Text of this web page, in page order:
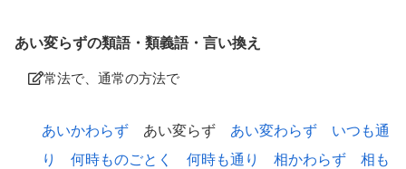
あい変らずの類語・類義語・言い換え
常法で、通常の方法で
あいかわらず あい変らず あい変わらず
いつも通
り
何時ものごとく 何時も通り 相かわらず
相も